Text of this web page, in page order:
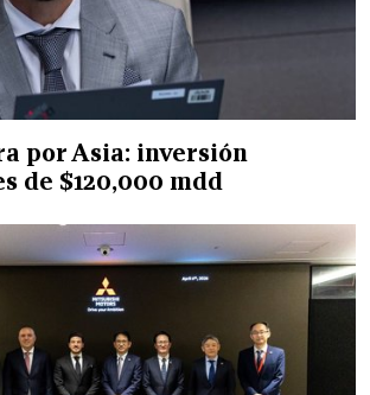
por Asia: inversión
de $120,000 mdd